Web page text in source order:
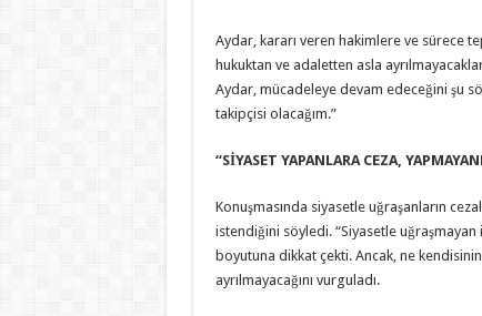
Aydar, kararı veren hakimlere ve sürece
hukuktan ve adaletten asla
Aydar, mücadeleye devam edeceğini şu
takipçisi olacağım.”
‘‘SİYASET YAPANLARA CEZA,
Konuşmasında siyasetle uğraşanların
istendiğini söyledi. “Siyasetle
boyutuna dikkat çekti. Ancak, ne
ayrılmayacağını vurguladı.